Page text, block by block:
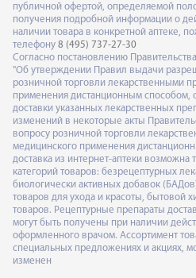
публичной офертой, определяемой
получения подробной информации о
наличии товара в конкретной аптеке,
телефону 8 (495) 737-27-30
Согласно постановлению
"Об утверждении Правил выдачи
розничной торговли лекарственными
применения дистанционным способом,
доставки указанных лекарственных
изменений в некоторые акты
вопросу розничной торговли
медицинского применения
доставка из интернет-аптеки
категорий товаров: безрецептурных
биологически активных добавок
товаров для ухода и красоты, бытовой
товаров. Рецептурные препараты
могут быть получены при наличии
оформленного врачом. Ассортимент
специальных предложениях и акциях,
изменен